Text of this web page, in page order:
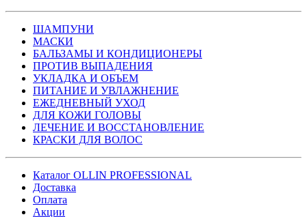
ШАМПУНИ
МАСКИ
БАЛЬЗАМЫ И КОНДИЦИОНЕРЫ
ПРОТИВ ВЫПАДЕНИЯ
УКЛАДКА И ОБЪЕМ
ПИТАНИЕ И УВЛАЖНЕНИЕ
ЕЖЕДНЕВНЫЙ УХОД
ДЛЯ КОЖИ ГОЛОВЫ
ЛЕЧЕНИЕ И ВОССТАНОВЛЕНИЕ
КРАСКИ ДЛЯ ВОЛОС
Каталог OLLIN PROFESSIONAL
Доставка
Оплата
Акции